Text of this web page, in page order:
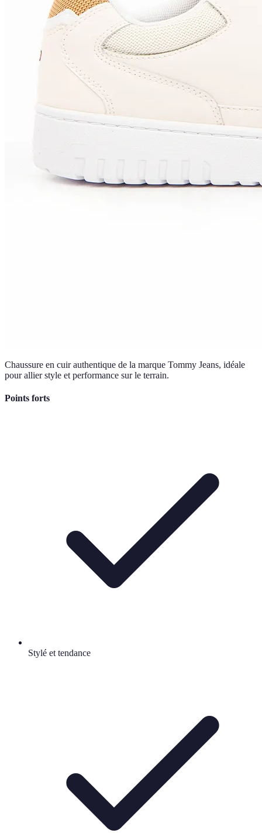
Chaussure en cuir authentique de la marque Tommy Jeans, idéale
pour allier style et performance sur le terrain.
Points forts
Stylé et tendance